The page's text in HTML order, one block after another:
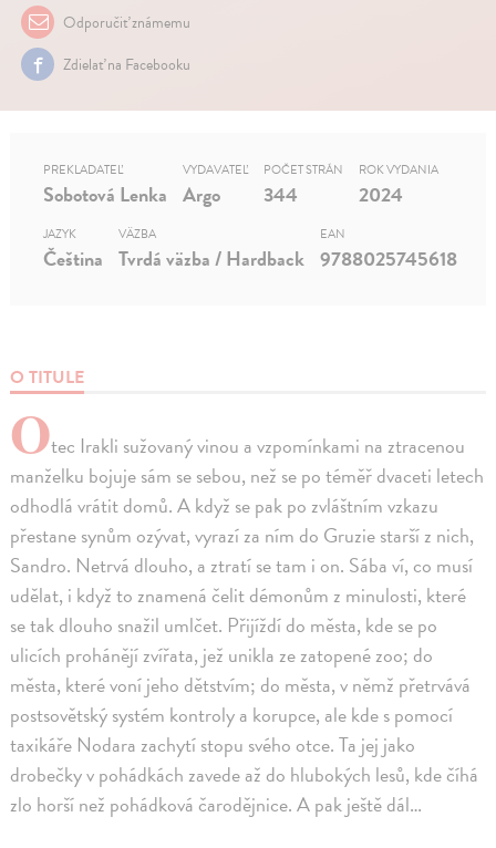
Odporučiť známemu
Zdielať na Facebooku
O TITULE
Otec Irakli sužovaný vinou a vzpomínkami na ztracenou
manželku bojuje sám se sebou, než se po téměř dvaceti letech
odhodlá vrátit domů. A když se pak po zvláštním vzkazu
přestane synům ozývat, vyrazí za ním do Gruzie starší z nich,
Sandro. Netrvá dlouho, a ztratí se tam i on. Sába ví, co musí
udělat, i když to znamená čelit démonům z minulosti, které
se tak dlouho snažil umlčet. Přijíždí do města, kde se po
ulicích prohánějí zvířata, jež unikla ze zatopené zoo; do
města, které voní jeho dětstvím; do města, v němž přetrvává
postsovětský systém kontroly a korupce, ale kde s pomocí
taxikáře Nodara zachytí stopu svého otce. Ta jej jako
drobečky v pohádkách zavede až do hlubokých lesů, kde číhá
zlo horší než pohádková čarodějnice. A pak ještě dál…
PREKLADATEĽ
Sobotová Lenka
VYDAVATEĽ
Argo
POČET STRÁN
344
ROK VYDANIA
2024
JAZYK
Čeština
VÄZBA
Tvrdá väzba / Hardback
EAN
9788025745618